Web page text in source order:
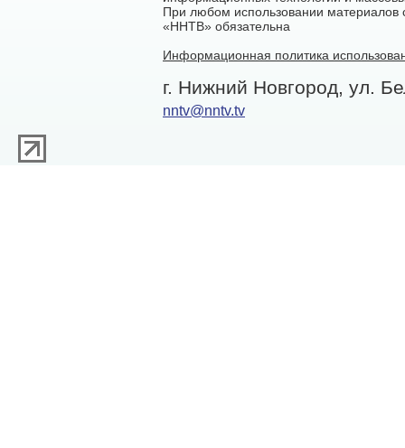
При любом использовании материалов
«ННТВ» обязательна
Информационная политика
г. Нижний Новгород, ул.
nntv@nntv.tv